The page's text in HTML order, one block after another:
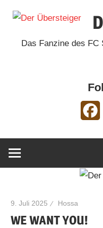
Inhalt
Das Fanzine des FC
9. Juli 2025 Hossa
WE WANT YOU!